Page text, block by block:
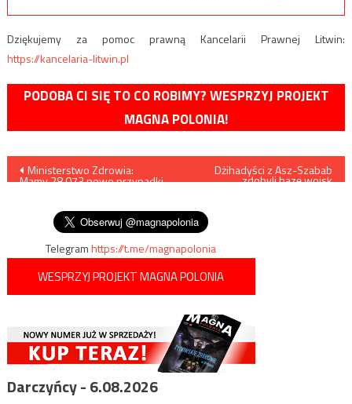
Dziękujemy za pomoc prawną Kancelarii Prawnej Litwin:
https://kancelaria-litwin.pl
PODOBA CI SIĘ TO CO ROBIMY? WESPRZYJ PROJEKT
MAGNA POLONIA!
Nawigacja
Ministerstwo Zdrowia:
Mamy 28.073 nowe przypadki
Dżihadyści z Asz-Szabab
zdobyli bazę wojsk
Telegramhttps://t.me/magnapolonia
WESPRZYJ PROJEKT MAGNA POLONIA
Darczyńcy - 6.08.2026